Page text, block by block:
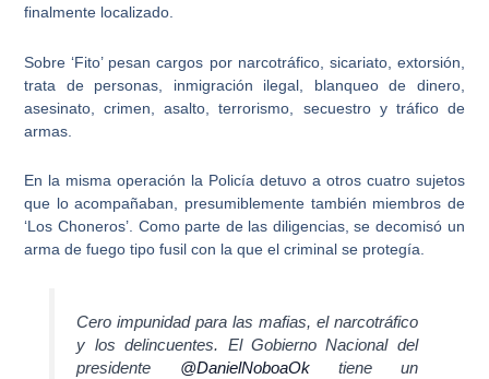
finalmente localizado.
Sobre ‘Fito’ pesan cargos por narcotráfico, sicariato, extorsión,
trata de personas , inmigración ilegal, blanqueo de dinero,
asesinato, crimen, asalto,terrorismo, secuestro y tráfico de
armas
En la misma operación la Policía detuvo a otros cuatro sujetos
que lo acompañaban, presumiblemente también miembros de
‘Los Choneros’. Como parte de las diligencias, se decomisó un
arma de fuego tipo fusil con la que el criminal se protegía.
Cero impunidad para las mafias, el narcotráfico
y los delincuentes. El Gobierno Nacional del
presidente @DanielNoboaOktiene un